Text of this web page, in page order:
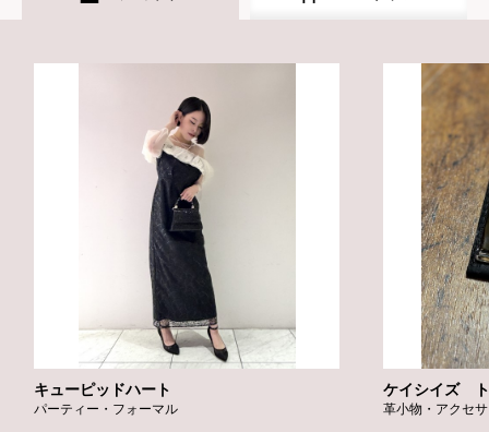
キューピッドハート
パーティー・フォーマル
ケイシイズ ト
革小物・アクセ